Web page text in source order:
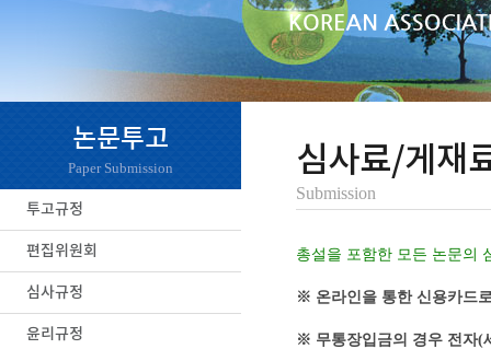
논문투고
Paper Submission
투고규정
편집위원회
심사규정
윤리규정
심사료/게재
Submission
총설을 포함한 모든 논문의
※ 온라인을 통한 신용카드
※ 무통장입금의 경우 전자(